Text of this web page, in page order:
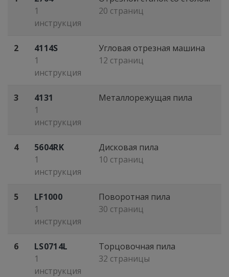
1
инструкция
20 страниц
2
4114S
1
инструкция
Угловая отрезная машина
12 страниц
3
4131
1
инструкция
Металлорежущая пила
4
5604RK
1
инструкция
Дисковая пила
10 страниц
5
LF1000
1
инструкция
Поворотная пила
30 страниц
6
LS0714L
1
инструкция
Торцовочная пила
32 страницы